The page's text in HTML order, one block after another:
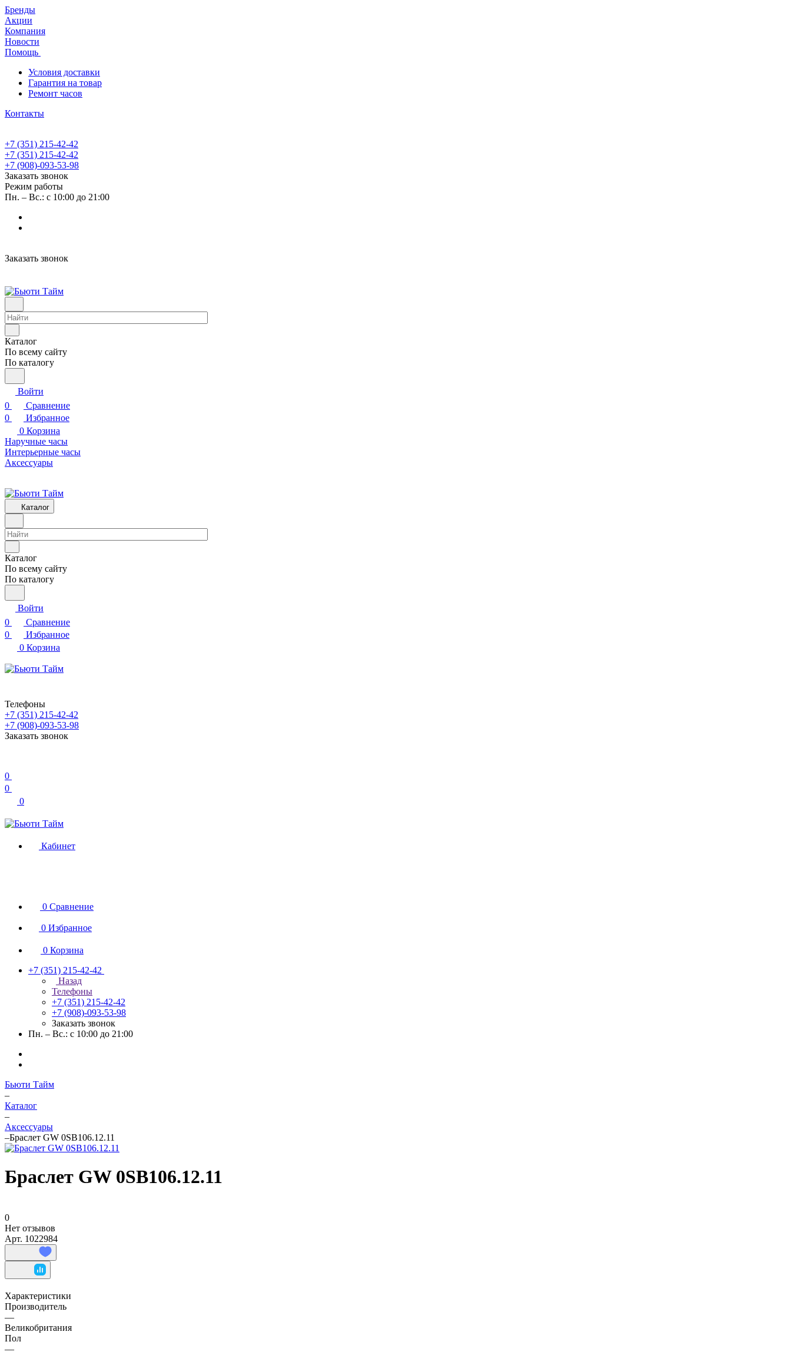
Бренды
Акции
Компания
Новости
Помощь
Условия доставки
Гарантия на товар
Ремонт часов
Контакты
+7 (351) 215-42-42
+7 (351) 215-42-42
+7 (908)-093-53-98
Заказать звонок
Режим работы
Пн. – Вс.: с 10:00 до 21:00
Заказать звонок
Каталог
По всему сайту
По каталогу
Войти
0
Сравнение
0
Избранное
0 Корзина
Наручные часы
Интерьерные часы
Аксессуары
Каталог
Каталог
По всему сайту
По каталогу
Войти
0
Сравнение
0
Избранное
0 Корзина
Телефоны
+7 (351) 215-42-42
+7 (908)-093-53-98
Заказать звонок
0
0
0
Кабинет
0 Сравнение
0 Избранное
0 Корзина
+7 (351) 215-42-42
Назад
Телефоны
+7 (351) 215-42-42
+7 (908)-093-53-98
Заказать звонок
Пн. – Вс.: с 10:00 до 21:00
Бьюти Тайм
–
Каталог
–
Аксессуары
–Браслет GW 0SB106.12.11
Браслет GW 0SB106.12.11
0
Нет отзывов
Арт. 1022984
Характеристики
Производитель
—
Великобритания
Пол
—